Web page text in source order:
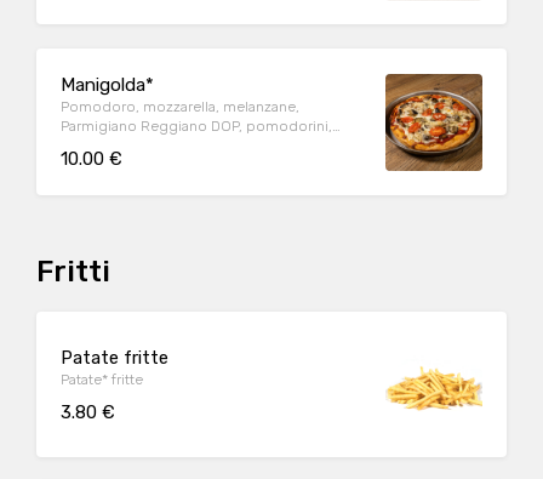
Manigolda*
Pomodoro, mozzarella, melanzane,
Parmigiano Reggiano DOP, pomodorini,
10.00 €
Fritti
Patate fritte
Patate* fritte
3.80 €